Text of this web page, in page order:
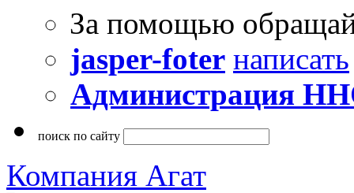
За помощью
jasper-foter написать
Администрация
поиск по сайту
Компания Агат